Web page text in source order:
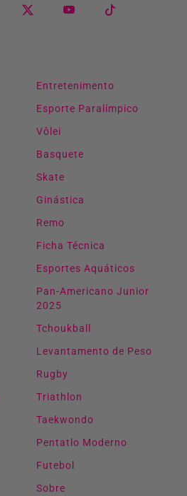
Entretenimento
Esporte Paralímpico
Vôlei
Basquete
Skate
Ginástica
Remo
Ficha Técnica
Esportes Aquáticos
Pan-Americano Junior
2025
Tchoukball
Levantamento de Peso
Rugby
Triathlon
Taekwondo
Pentatlo Moderno
Futebol
Sobre